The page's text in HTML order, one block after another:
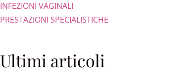
INFEZIONI VAGINALI
PRESTAZIONI SPECIALISTICHE
Ultimi articoli